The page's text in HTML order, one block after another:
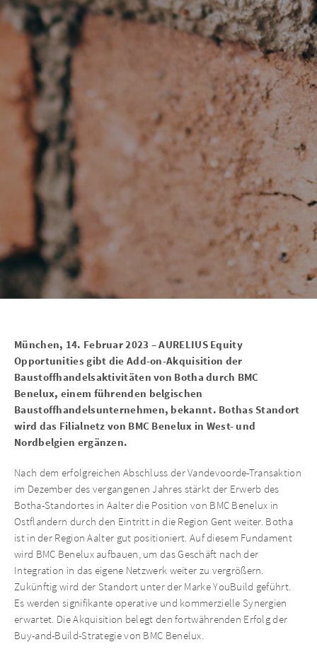
München, 14. Februar 2023 – AURELIUS Equity
Opportunities gibt die Add-on-Akquisition der
Baustoffhandelsaktivitäten von Botha durch BMC
Benelux, einem führenden belgischen
Baustoffhandelsunternehmen, bekannt. Bothas Standort
wird das Filialnetz von BMC Benelux in West- und
Nordbelgien ergänzen.
Nach dem erfolgreichen Abschluss der Vandevoorde-Transaktion
im Dezember des vergangenen Jahres stärkt der Erwerb des
Botha-Standortes in Aalter die Position von BMC Benelux in
Ostflandern durch den Eintritt in die Region Gent weiter. Botha
ist in der Region Aalter gut positioniert. Auf diesem Fundament
wird BMC Benelux aufbauen, um das Geschäft nach der
Integration in das eigene Netzwerk weiter zu vergrößern.
Zukünftig wird der Standort unter der Marke YouBuild geführt.
Es werden signifikante operative und kommerzielle Synergien
erwartet. Die Akquisition belegt den fortwährenden Erfolg der
Buy-and-Build-Strategie von BMC Benelux.